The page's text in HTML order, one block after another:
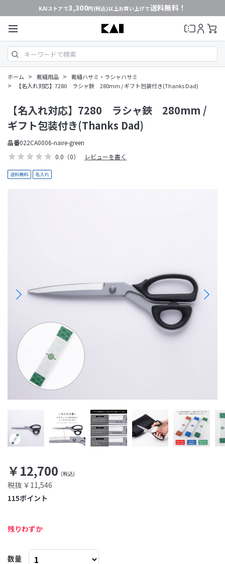
KAIストアで3,300円(税込)以上お買い上げで送料無料！
ホーム > 裁縫用品 > 裁縫ハサミ・ラシャハサミ
> 【名入れ対応】7280 ラシャ鋏 280mm / ギフト包装付き(Thanks Dad)
0.0 （0） レビューを書く
【名入れ対応】7280 ラシャ鋏 280mm /
ギフト包装付き(Thanks Dad)
￥12,700
税抜 ￥11,546
品番022CA0006-naire-green
ポイント
115
残りわずか
数量